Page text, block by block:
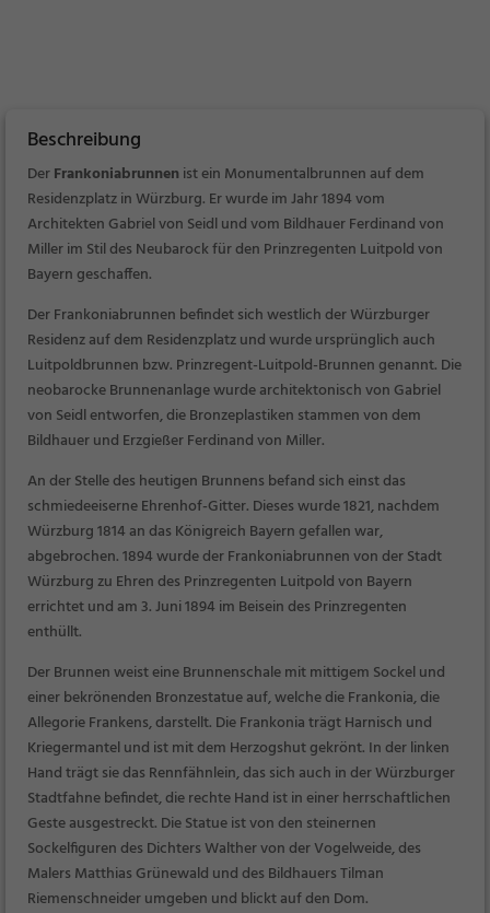
Beschreibung
DerFrankoniabrunnen ist ein Monumentalbrunnen auf dem
Residenzplatz in Würzburg. Er wurde im Jahr 1894 vom
Architekten Gabriel von Seidl und vom Bildhauer Ferdinand von
Miller im Stil des Neubarock für den Prinzregenten Luitpold von
Bayern geschaffen.
Der Frankoniabrunnen befindet sich westlich der Würzburger
Residenz auf dem Residenzplatz und wurde ursprünglich auch
Luitpoldbrunnen bzw. Prinzregent-Luitpold-Brunnen genannt. Die
neobarocke Brunnenanlage wurde architektonisch von Gabriel
von Seidl entworfen, die Bronzeplastiken stammen von dem
Bildhauer und Erzgießer Ferdinand von Miller.
An der Stelle des heutigen Brunnens befand sich einst das
schmiedeeiserne Ehrenhof-Gitter. Dieses wurde 1821, nachdem
Würzburg 1814 an das Königreich Bayern gefallen war,
abgebrochen. 1894 wurde der Frankoniabrunnen von der Stadt
Würzburg zu Ehren des Prinzregenten Luitpold von Bayern
errichtet und am 3. Juni 1894 im Beisein des Prinzregenten
enthüllt.
Der Brunnen weist eine Brunnenschale mit mittigem Sockel und
einer bekrönenden Bronzestatue auf, welche die Frankonia, die
Allegorie Frankens, darstellt. Die Frankonia trägt Harnisch und
Kriegermantel und ist mit dem Herzogshut gekrönt. In der linken
Hand trägt sie das Rennfähnlein, das sich auch in der Würzburger
Stadtfahne befindet, die rechte Hand ist in einer herrschaftlichen
Geste ausgestreckt. Die Statue ist von den steinernen
Sockelfiguren des Dichters Walther von der Vogelweide, des
Malers Matthias Grünewald und des Bildhauers Tilman
Riemenschneider umgeben und blickt auf den Dom.